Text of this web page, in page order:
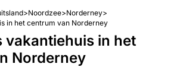
>Noordzee>Norderney>
in het centrum van Norderney
in het
Norderney